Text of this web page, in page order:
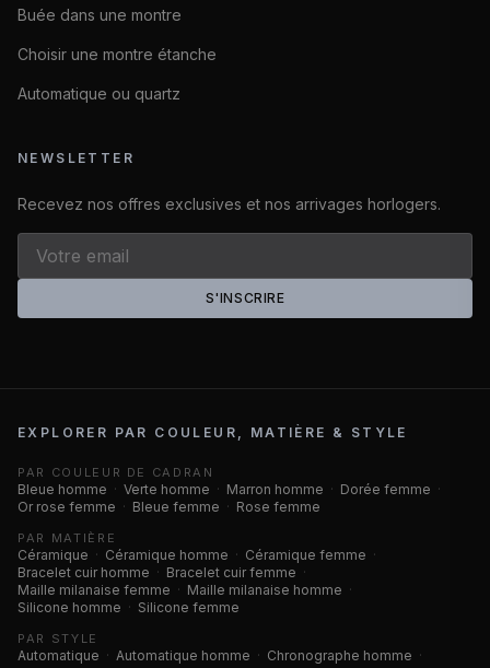
Buée dans une montre
Choisir une montre étanche
Automatique ou quartz
NEWSLETTER
Recevez nos offres exclusives et nos arrivages horlogers.
S'INSCRIRE
EXPLORER PAR COULEUR, MATIÈRE & STYLE
PAR COULEUR DE CADRAN
Bleue homme · Verte homme · Marron homme · Dorée femme ·
Or rose femme · Bleue femme · Rose femme
PAR MATIÈRE
Céramique · Céramique homme · Céramique femme ·
Bracelet cuir homme · Bracelet cuir femme ·
Maille milanaise femme · Maille milanaise homme ·
Silicone homme · Silicone femme
PAR STYLE
Automatique · Automatique homme · Chronographe homme ·